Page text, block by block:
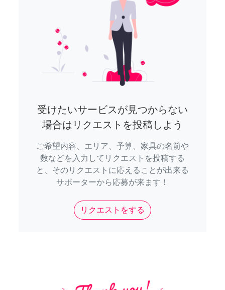
受けたいサービスが見つからない
場合はリクエストを投稿しよう
ご希望内容、エリア、予算、家具の名前や
数などを入力してリクエストを投稿する
と、そのリクエストに応えることが出来る
サポーターから応募が来ます！
リクエストをする